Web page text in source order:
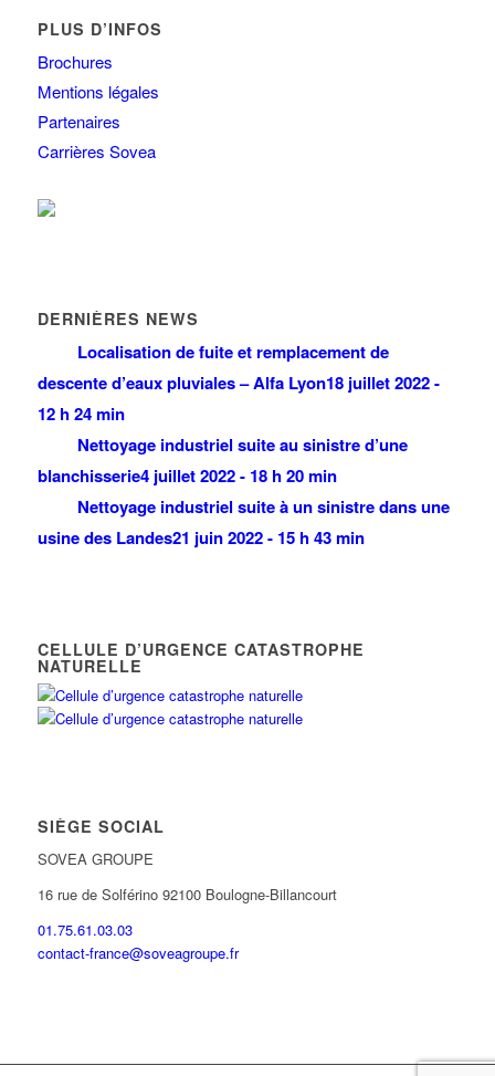
PLUS D’INFOS
Brochures
Mentions légales
Partenaires
Carrières Sovea
DERNIÈRES NEWS
Localisation de fuite et remplacement de
descente d’eaux pluviales – Alfa Lyon18 juillet 2022 -
12 h 24 min
Nettoyage industriel suite au sinistre d’une
blanchisserie4 juillet 2022 - 18 h 20 min
Nettoyage industriel suite à un sinistre dans une
usine des Landes21 juin 2022 - 15 h 43 min
CELLULE D’URGENCE CATASTROPHE
NATURELLE
SIÈGE SOCIAL
SOVEA GROUPE
16 rue de Solférino 92100 Boulogne-Billancourt
01.75.61.03.03
contact-france@soveagroupe.fr